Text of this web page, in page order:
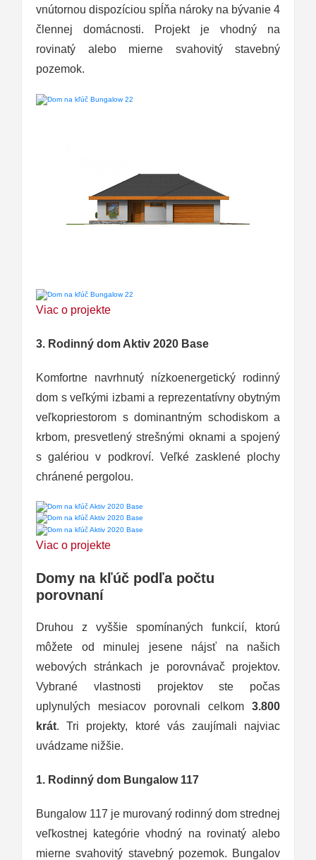
vnútornou dispozíciou spĺňa nároky na bývanie 4
člennej domácnosti. Projekt je vhodný na
rovinatý alebo mierne svahovitý stavebný
pozemok.
Viac o projekte
3. Rodinný dom Aktiv 2020 Base
Komfortne navrhnutý nízkoenergetický rodinný
dom s veľkými izbami a reprezentatívny obytným
veľkopriestorom s dominantným schodiskom a
krbom, presvetlený strešnými oknami a spojený
s galériou v podkroví. Veľké zasklené plochy
chránené pergolou.
Viac o projekte
Domy na kľúč podľa počtu
porovnaní
Druhou z vyššie spomínaných funkcií, ktorú
môžete od minulej jesene nájsť na našich
webových stránkach je porovnávač projektov.
Vybrané vlastnosti projektov ste počas
uplynulých mesiacov porovnali celkom 3.800
krát. Tri projekty, ktoré vás zaujímali najviac
uvádzame nižšie.
1. Rodinný dom Bungalow 117
Bungalow 117 je murovaný rodinný dom strednej
veľkostnej kategórie vhodný na rovinatý alebo
mierne svahovitý stavebný pozemok. Bungalov